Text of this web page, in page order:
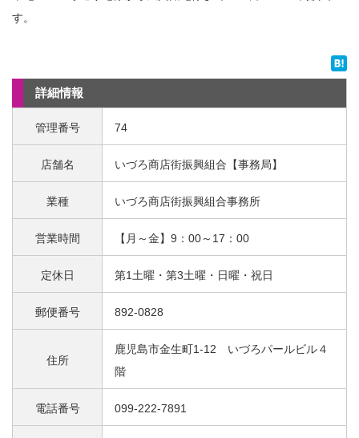
す。
詳細情報
管理番号 74
店舗名 いづろ商店街振興組合【事務局】
業種 いづろ商店街振興組合事務所
営業時間 【月～金】9：00～17：00
定休日 第1土曜・第3土曜・日曜・祝日
郵便番号 892-0828
住所
鹿児島市金生町1-12 いづろパールビル４
階
電話番号 099-222-7891